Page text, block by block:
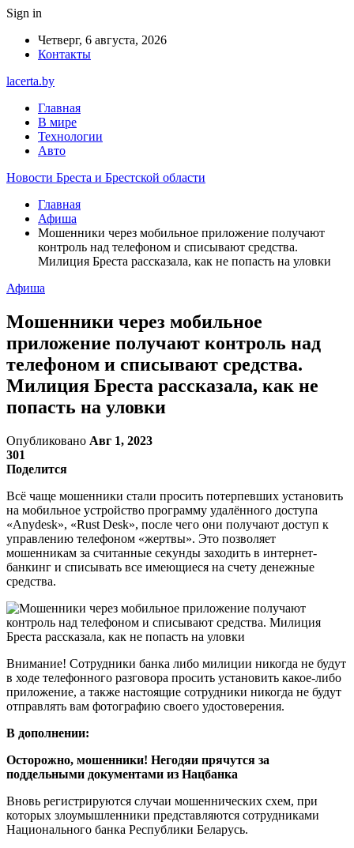
Sign in
Четверг, 6 августа, 2026
Контакты
lacerta.by
Главная
В мире
Технологии
Авто
Новости Бреста и Брестской области
Главная
Афиша
Мошенники через мобильное приложение получают
контроль над телефоном и списывают средства.
Милиция Бреста рассказала, как не попасть на уловки
Афиша
Мошенники через мобильное
приложение получают контроль над
телефоном и списывают средства.
Милиция Бреста рассказала, как не
попасть на уловки
Опубликовано Авг 1, 2023
301
Поделится
Всё чаще мошенники стали просить потерпевших установить
на мобильное устройство программу удалённого доступа
«Anydesk», «Rust Desk», после чего они получают доступ к
управлению телефоном «жертвы». Это позволяет
мошенникам за считанные секунды заходить в интернет-
банкинг и списывать все имеющиеся на счету денежные
средства.
Внимание! Сотрудники банка либо милиции никогда не будут
в ходе телефонного разговора просить установить какое-либо
приложение, а также настоящие сотрудники никогда не будут
отправлять вам фотографию своего удостоверения.
В дополнении:
Осторожно, мошенники! Негодяи прячутся за
поддельными документами из Нацбанка
Вновь регистрируются случаи мошеннических схем, при
которых злоумышленники представляются сотрудниками
Национального банка Республики Беларусь.